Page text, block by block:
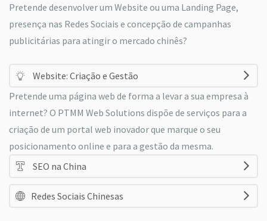
Pretende desenvolver um Website ou uma Landing Page,
presença nas Redes Sociais e concepção de campanhas
publicitárias para atingir o mercado chinês?
Website: Criação e Gestão
Pretende uma página web de forma a levar a sua empresa à
internet? O PTMM Web Solutions dispõe de serviços para a
criação de um portal web inovador que marque o seu
posicionamento online e para a gestão da mesma.
SEO na China
Redes Sociais Chinesas